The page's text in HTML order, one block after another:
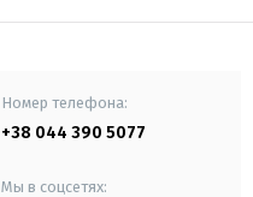
Номер телефона:
+38 044 390 5077
Мы в соцсетях: